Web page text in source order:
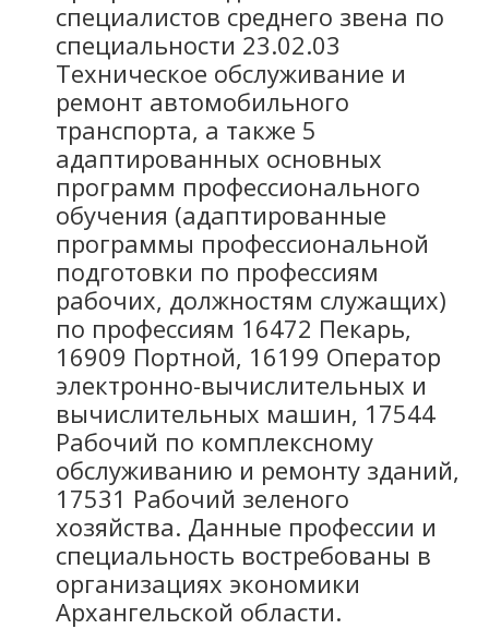
специалистов среднего звена по
специальности 23.02.03
Техническое обслуживание и
ремонт автомобильного
транспорта, а также 5
адаптированных основных
программ профессионального
обучения (адаптированные
программы профессиональной
подготовки по профессиям
рабочих, должностям служащих)
по профессиям 16472 Пекарь,
16909 Портной, 16199 Оператор
электронно-вычислительных и
вычислительных машин, 17544
Рабочий по комплексному
обслуживанию и ремонту зданий,
17531 Рабочий зеленого
хозяйства. Данные профессии и
специальность востребованы в
организациях экономики
Архангельской области.